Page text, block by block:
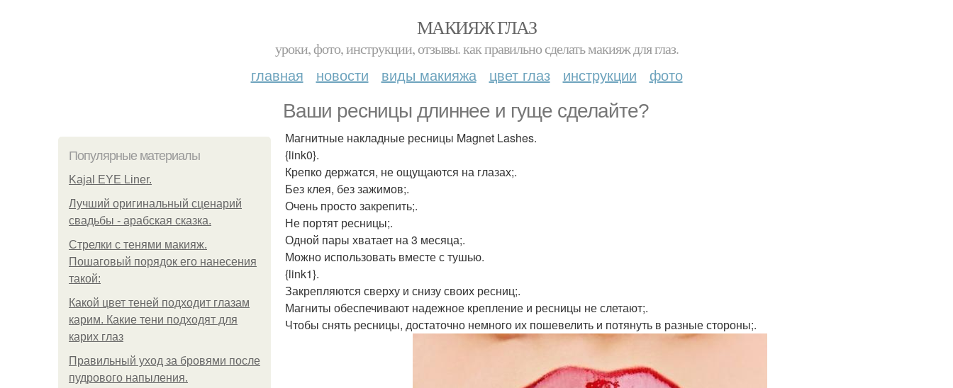
МАКИЯЖ ГЛАЗ
уроки, фото, инструкции, отзывы. как правильно сделать макияж для глаз.
главная новости виды макияжа цвет глаз инструкции фото
Ваши ресницы длиннее и гуще сделайте?
Популярные материалы
Kajal EYE Liner.
Лучший оригинальный сценарий
свадьбы - арабская сказка.
Стрелки с тенями макияж.
Пошаговый порядок его нанесения
такой:
Какой цвет теней подходит глазам
карим. Какие тени подходят для
карих глаз
Правильный уход за бровями после
пудрового напыления.
Магнитные накладные ресницы Magnet Lashes.
{link0}.
Крепко держатся, не ощущаются на глазах;.
Без клея, без зажимов;.
Очень просто закрепить;.
Не портят ресницы;.
Одной пары хватает на 3 месяца;.
Можно использовать вместе с тушью.
{link1}.
Закрепляются сверху и снизу своих ресниц;.
Магниты обеспечивают надежное крепление и ресницы не слетают;.
Чтобы снять ресницы, достаточно немного их пошевелить и потянуть в разные стороны;.